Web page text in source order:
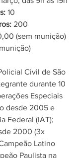
10
200
(sem munição)
Civil de São
durante 10
Especiais
desde 2005 e
Federal (IAT);
2000 (3x
Latino
Paulista na